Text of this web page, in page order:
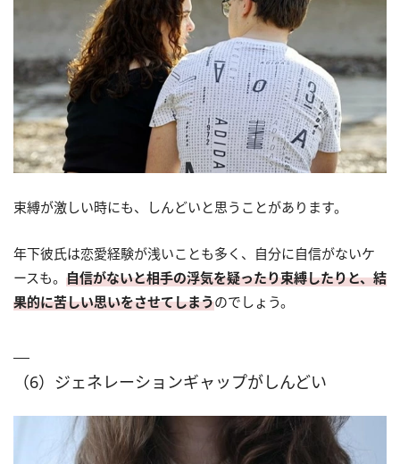
束縛が激しい時にも、しんどいと思うことがあります。
年下彼氏は恋愛経験が浅いことも多く、自分に自信がないケ
ースも。 自信がないと相手の浮気を疑ったり束縛したりと、結
果的に苦しい思いをさせてしまうのでしょう。
（6）ジェネレーションギャップがしんどい